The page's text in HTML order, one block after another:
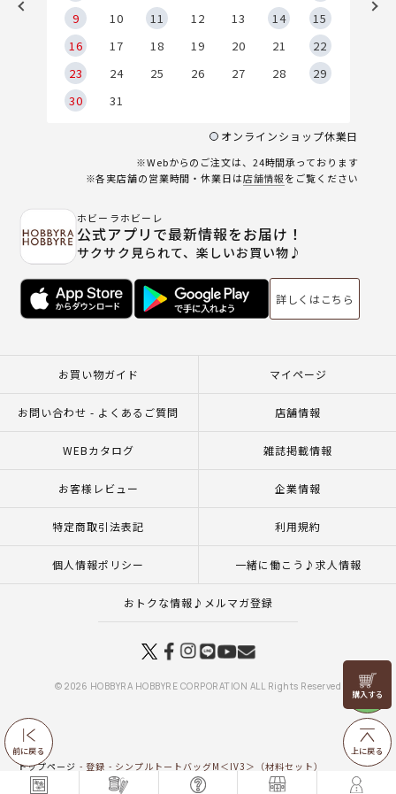
前に戻る
リリヤン
フェア
上に戻る
9
10 11 12 13 14
15
16
17 18 19 20 21
22
23
24 25 26 27 28
29
30
31
オンラインショップ休業日
※Webからのご注文は、24時間承っております
※各実店舗の営業時間・休業日は店舗情報をご覧ください
ホビーラホビーレ
公式アプリで最新情報をお届け！
サクサク見られて、楽しいお買い物♪
詳しくはこちら
お買い物ガイド マイページ
お問い合わせ - よくあるご質問 店舗情報
WEBカタログ 雑誌掲載情報
お客様レビュー 企業情報
特定商取引法表記 利用規約
個人情報ポリシー 一緒に働こう♪求人情報
おトクな情報♪メルマガ登録
© 2026 HOBBYRA HOBBYRE CORPORATION ALL Rights Reserved
トップページ 登録
シンプルトートバッグM＜IV3＞（材料セット）
トップページ
一覧はこちら(バッグ・ポーチ) シンプルトートバッグM＜IV3＞（材